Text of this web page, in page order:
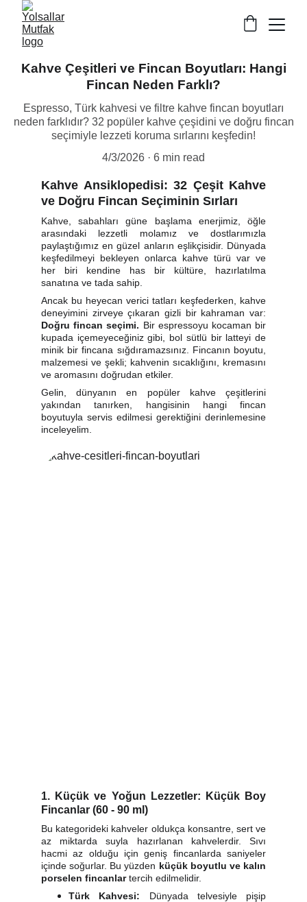
Kahve Çeşitleri ve Fincan Boyutları: Hangi
Fincan Neden Farklı?
Espresso, Türk kahvesi ve filtre kahve fincan boyutları
neden farklıdır? 32 popüler kahve çeşidini ve doğru fincan
seçimiyle lezzeti koruma sırlarını keşfedin!
4/3/2026
6 min read
Kahve Ansiklopedisi: 32 Çeşit Kahve
ve Doğru Fincan Seçiminin Sırları
Kahve, sabahları güne başlama enerjimiz, öğle
arasındaki lezzetli molamız ve dostlarımızla
paylaştığımız en güzel anların eşlikçisidir. Dünyada
keşfedilmeyi bekleyen onlarca kahve türü var ve
her biri kendine has bir kültüre, hazırlatılma
sanatına ve tada sahip.
Ancak bu heyecan verici tatları keşfederken, kahve
deneyimini zirveye çıkaran gizli bir kahraman var:
Doğru fincan seçimi. Bir espressoyu kocaman bir
kupada içemeyeceğiniz gibi, bol sütlü bir latteyi de
minik bir fincana sığdıramazsınız. Fincanın boyutu,
malzemesi ve şekli; kahvenin sıcaklığını, kremasını
ve aromasını doğrudan etkiler.
Gelin, dünyanın en popüler kahve çeşitlerini
yakından tanırken, hangisinin hangi fincan
boyutuyla servis edilmesi gerektiğini derinlemesine
inceleyelim.
1. Küçük ve Yoğun Lezzetler: Küçük Boy
Fincanlar (60 - 90 ml)
Bu kategorideki kahveler oldukça konsantre, sert ve
az miktarda suyla hazırlanan kahvelerdir. Sıvı
hacmi az olduğu için geniş fincanlarda saniyeler
içinde soğurlar. Bu yüzden küçük boyutlu ve kalın
porselen fincanlartercih edilmelidir.
Türk Kahvesi: Dünyada telvesiyle pişip